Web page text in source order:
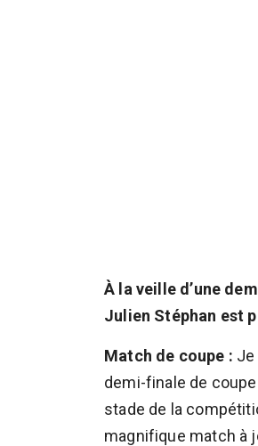
À la veille d’une
Julien Stéphan est
Match de coupe : Je
demi-finale de coupe
stade de la
magnifique match à